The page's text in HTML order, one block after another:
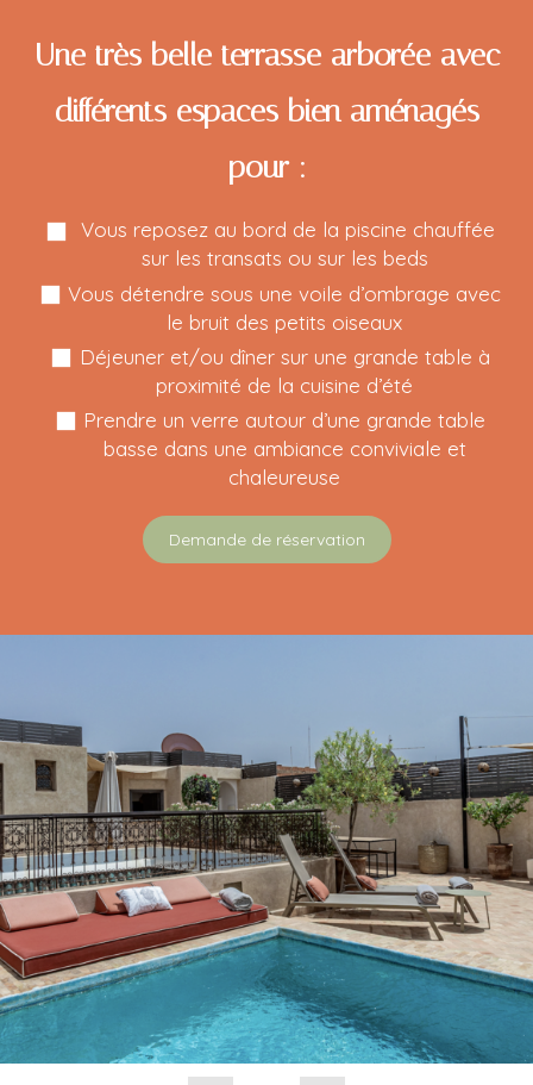
Une très belle terrasse arborée avec
différents espaces bien aménagés
pour :
Vous reposez au bord de la piscine chauffée
sur les transats ou sur les beds
Vous détendre sous une voile d’ombrage avec
le bruit des petits oiseaux
Déjeuner et/ou dîner sur une grande table à
proximité de la cuisine d’été
Prendre un verre autour d’une grande table
basse dans une ambiance conviviale et
chaleureuse
Demande de réservation